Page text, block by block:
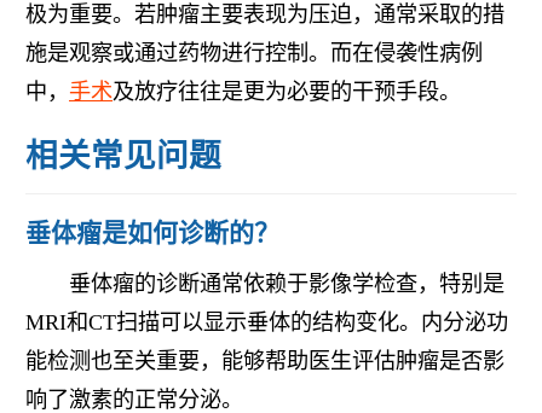
极为重要。若肿瘤主要表现为压迫，通常采取的措
施是观察或通过药物进行控制。而在侵袭性病例
中， 手术及放疗往往是更为必要的干预手段。
相关常见问题
垂体瘤是如何诊断的？
垂体瘤的诊断通常依赖于影像学检查，特别是
MRI和CT扫描可以显示垂体的结构变化。内分泌功
能检测也至关重要，能够帮助医生评估肿瘤是否影
响了激素的正常分泌。